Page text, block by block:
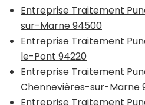
Entreprise Traitement
sur-Marne 94500
Entreprise Traitement
le-Pont 94220
Entreprise Traitement
Chennevières-sur-Marne
Entreprise Traitement